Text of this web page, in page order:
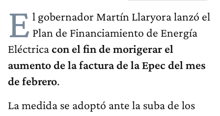
E l gobernador Martín Llaryora lanzó el
Plan de Financiamiento de Energía
Eléctricacon el fin de morigerar el
aumento de la factura de la Epec del mes
de febrero.
La medida se adoptó ante la suba de los